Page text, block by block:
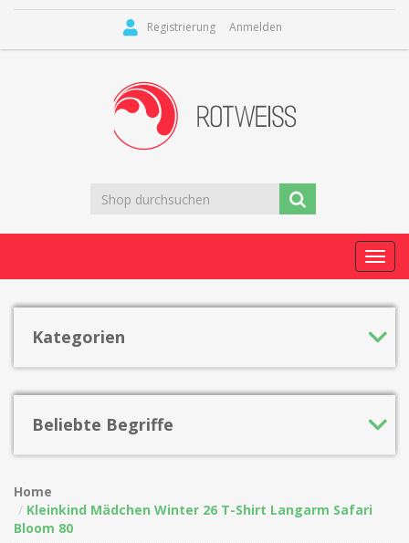
Registrierung Anmelden
Kategorien
Beliebte Begriffe
Home
Kleinkind Mädchen Winter 26 T-Shirt Langarm Safari
Bloom 80